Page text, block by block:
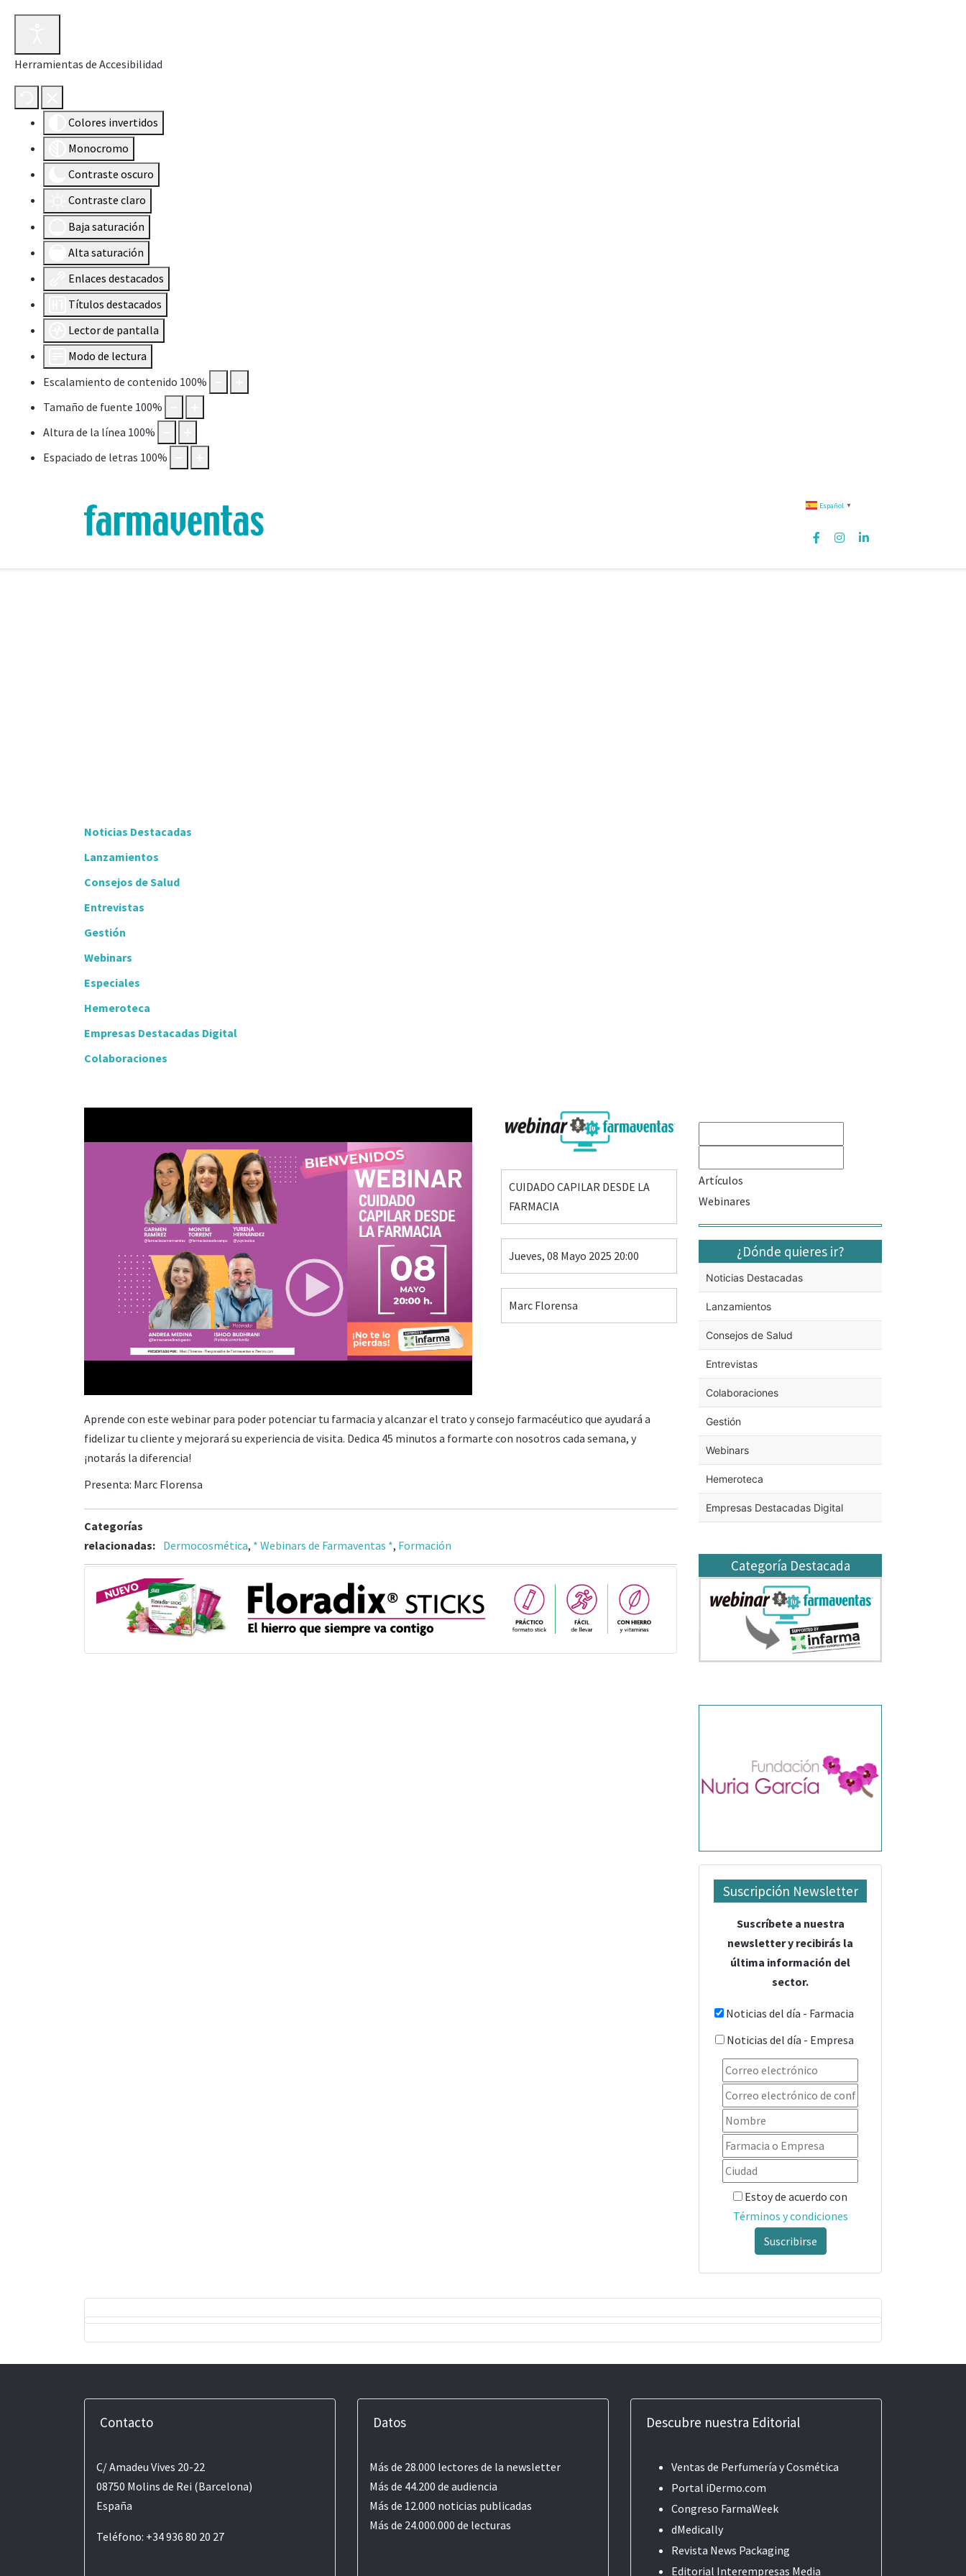
Herramientas de Accesibilidad
Colores invertidos
Monocromo
Contraste oscuro
Contraste claro
Baja saturación
Alta saturación
Enlaces destacados
Títulos destacados
Lector de pantalla
Modo de lectura
Escalamiento de contenido 100%
Tamaño de fuente 100%
Altura de la línea 100%
Espaciado de letras 100%
Español ▼
Noticias Destacadas
Lanzamientos
Consejos de Salud
Entrevistas
Gestión
Webinars
Especiales
Hemeroteca
Empresas Destacadas Digital
Colaboraciones
CUIDADO CAPILAR DESDE LA
FARMACIA
Jueves, 08 Mayo 2025 20:00
Marc Florensa
Aprende con este webinar para poder potenciar tu farmacia y alcanzar el trato y consejo farmacéutico que ayudará a
fidelizar tu cliente y mejorará su experiencia de visita. Dedica 45 minutos a formarte con nosotros cada semana, y
¡notarás la diferencia!
Presenta: Marc Florensa
Categorías
relacionadas: Dermocosmética, * Webinars de Farmaventas *, Formación
Artículos
Webinares
¿Dónde quieres ir?
Noticias Destacadas
Lanzamientos
Consejos de Salud
Entrevistas
Colaboraciones
Gestión
Webinars
Hemeroteca
Empresas Destacadas Digital
Categoría Destacada
Suscripción Newsletter
Suscríbete a nuestra
newsletter y recibirás la
última información del
sector.
Noticias del día - Farmacia
Noticias del día - Empresa
Estoy de acuerdo con
Términos y condiciones
Suscribirse
Contacto
C/ Amadeu Vives 20-22
08750 Molins de Rei (Barcelona)
España
Teléfono: +34 936 80 20 27
Datos
Más de 28.000 lectores de la newsletter
Más de 44.200 de audiencia
Más de 12.000 noticias publicadas
Más de 24.000.000 de lecturas
Descubre nuestra Editorial
Ventas de Perfumería y Cosmética
Portal iDermo.com
Congreso FarmaWeek
dMedically
Revista News Packaging
Editorial Interempresas Media